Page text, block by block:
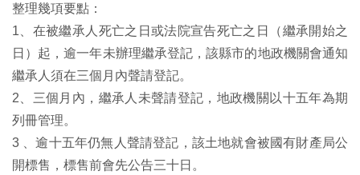
整理幾項要點：
1、在被繼承人死亡之日或法院宣告死亡之日（繼承開始之
日）起，逾一年未辦理繼承登記，該縣市的地政機關會通知
繼承人須在三個月內聲請登記。
2 、三個月內，繼承人未聲請登記，地政機關以十五年為期
列冊管理。
3 、逾十五年仍無人聲請登記，該土地就會被國有財產局公
開標售，標售前會先公告三十日。